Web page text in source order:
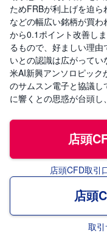
ア
ド
(
R
O
B
O
P
R
O
)
i
o
ためFRBが利上げを迫
などの幅広い銘柄が買
から0.1ポイント改善し
るもので、好ましい理
いとの認識は広がってい
米AI新興アンソロピック
のサムスン電子と協議
に響くとの思惑が台頭し
店頭
店頭CFD取引
店頭
取